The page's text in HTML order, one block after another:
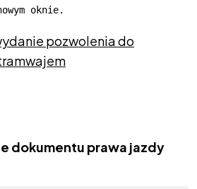
oknie.
pozwolenia do
dokumentu prawa jazdy